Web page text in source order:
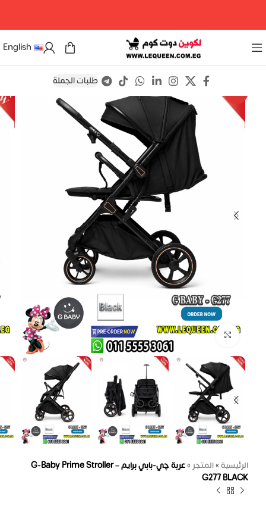
English
طلبات الجملة
اضغط للتكبير
الرئيسية»المتجر »
عربة چي-بابي برايم G-Baby Prime Stroller –
G277 BLACK